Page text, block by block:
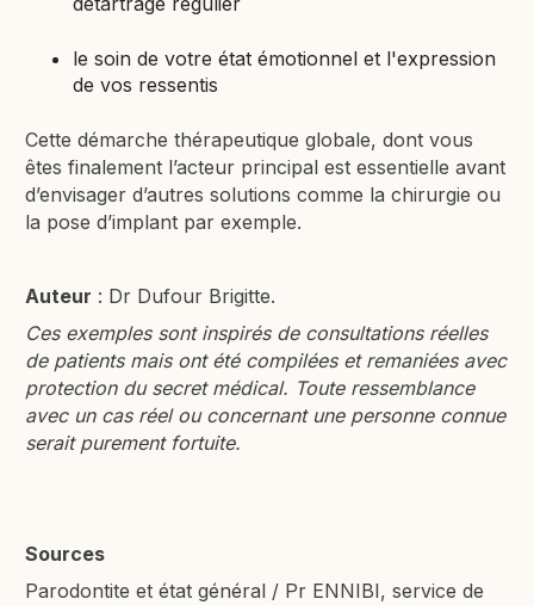
le soin de votre état émotionnel et l'expression
de vos ressentis
Cette démarche thérapeutique globale, dont vous
êtes finalement l’acteur principal est essentielle avant
d’envisager d’autres solutions comme la chirurgie ou
la pose d’implant par exemple.
Auteur : Dr Dufour Brigitte.
Ces exemples sont inspirés de consultations réelles
de patients mais ont été compilées et remaniées avec
protection du secret médical. Toute ressemblance
avec un cas réel ou concernant une personne connue
serait purement fortuite.
Sources
Parodontite et état général / Pr ENNIBI, service de